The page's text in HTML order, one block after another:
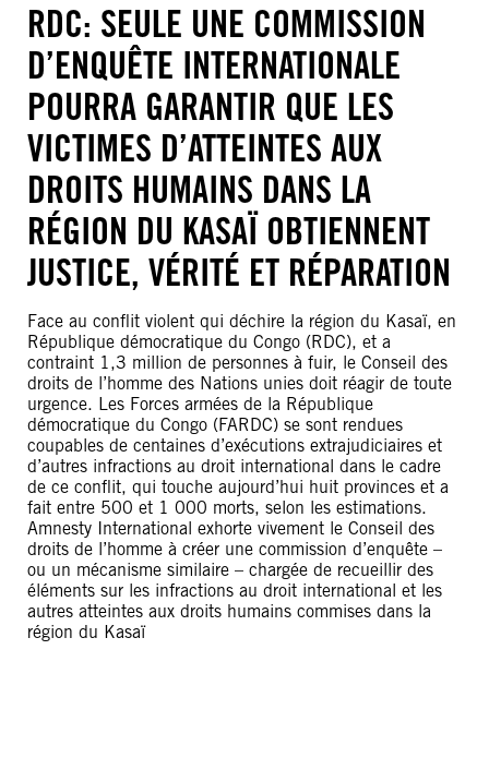
RDC: SEULE UNE COMMISSION
D’ENQUÊTE INTERNATIONALE
POURRA GARANTIR QUE LES
VICTIMES D’ATTEINTES AUX
DROITS HUMAINS DANS LA
RÉGION DU KASAÏ OBTIENNENT
JUSTICE, VÉRITÉ ET RÉPARATION
Face au conflit violent qui déchire la région du Kasaï, en
République démocratique du Congo (RDC), et a
contraint 1,3 million de personnes à fuir, le Conseil des
droits de l’homme des Nations unies doit réagir de toute
urgence. Les Forces armées de la République
démocratique du Congo (FARDC) se sont rendues
coupables de centaines d’exécutions extrajudiciaires et
d’autres infractions au droit international dans le cadre
de ce conflit, qui touche aujourd’hui huit provinces et a
fait entre 500 et 1 000 morts, selon les estimations.
Amnesty International exhorte vivement le Conseil des
droits de l’homme à créer une commission d’enquête –
ou un mécanisme similaire – chargée de recueillir des
éléments sur les infractions au droit international et les
autres atteintes aux droits humains commises dans la
région du Kasaï